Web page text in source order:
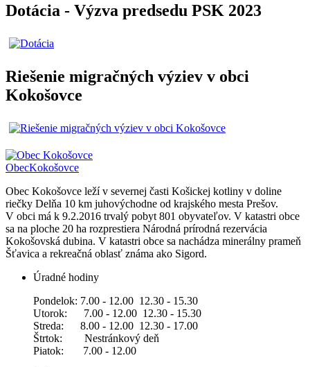
Dotácia - Výzva predsedu PSK 2023
Riešenie migračných výziev v obci
Kokošovce
ObecKokošovce
Obec Kokošovce leží v severnej časti Košickej kotliny v doline
riečky Delňa 10 km juhovýchodne od krajského mesta Prešov.
V obci má k 9.2.2016 trvalý pobyt 801 obyvateľov. V katastri obce
sa na ploche 20 ha rozprestiera Národná prírodná rezervácia
Kokošovská dubina. V katastri obce sa nachádza minerálny prameň
Šťavica a rekreačná oblasť známa ako Sigord.
Úradné hodiny
Pondelok: 7.00 - 12.00 12.30 - 15.30
Utorok: 7.00 - 12.00 12.30 - 15.30
Streda: 8.00 - 12.00 12.30 - 17.00
Štrtok: Nestránkový deň
Piatok: 7.00 - 12.00